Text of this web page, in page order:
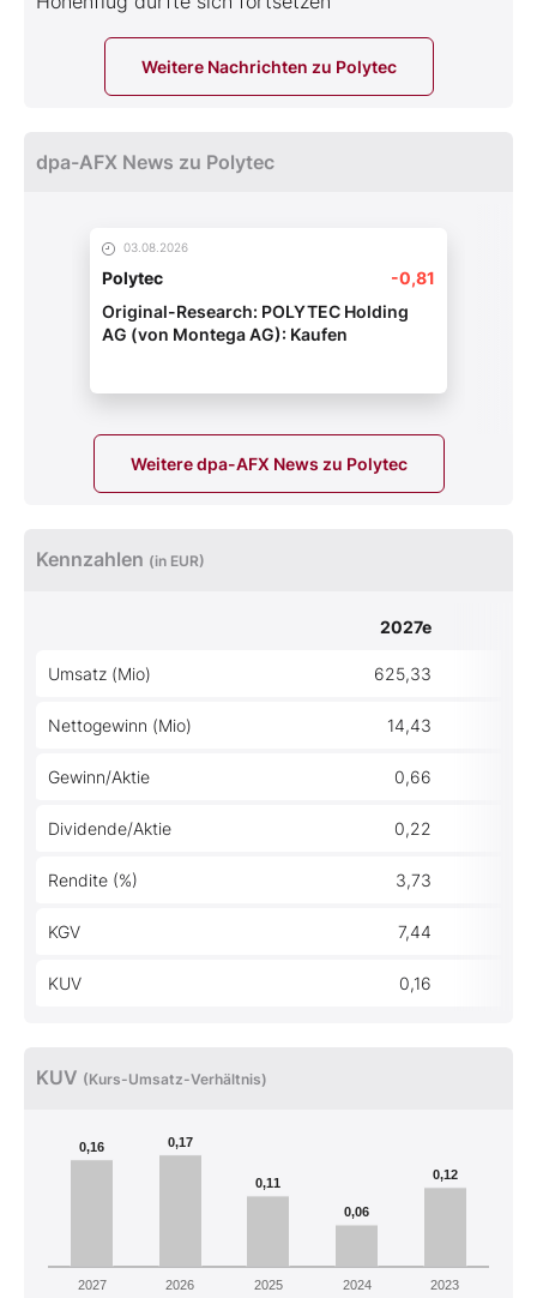
Weitere Nachrichten zu Polytec
dpa-AFX News zu Polytec
03.08.2026
Polytec
-0,81
Original-Research: POLYTEC Holding
AG (von Montega AG): Kaufen
Weitere dpa-AFX News zu Polytec
Kennzahlen (in EUR)
2027e
Umsatz (Mio) 625,33
Nettogewinn (Mio) 14,43
Gewinn/Aktie 0,66
Dividende/Aktie 0,22
Rendite (%) 3,73
KGV 7,44
KUV 0,16
KUV (Kurs-Umsatz-Verhältnis)
0,16 0,17
0,11
0,06
0,12
2027 2026 2025 2024 2023